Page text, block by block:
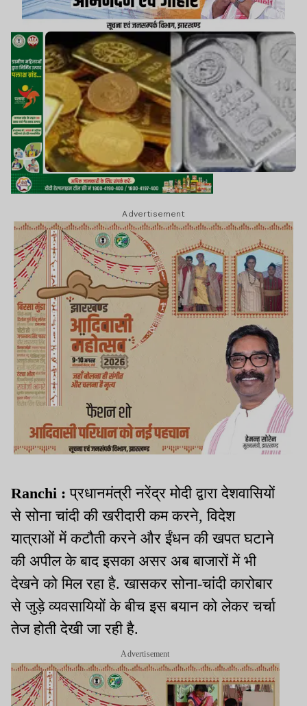
Advertisement
Ranchi :प्रधानमंत्री नरेंद्र मोदी द्वारा देशवासियों
से सोना चांदी की खरीदारी कम करने, विदेश
यात्राओं में कटौती करने और ईंधन की खपत घटाने
की अपील के बाद इसका असर अब बाजारों में भी
देखने को मिल रहा है. खासकर सोना-चांदी कारोबार
से जुड़े व्यवसायियों के बीच इस बयान को लेकर चर्चा
तेज होती देखी जा रही है.
Advertisement